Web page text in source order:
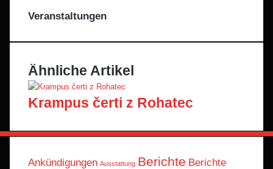
Veranstaltungen
Ähnliche Artikel
Krampus čerti z Rohatec
Ankündigungen Ausstattung Berichte Berichte